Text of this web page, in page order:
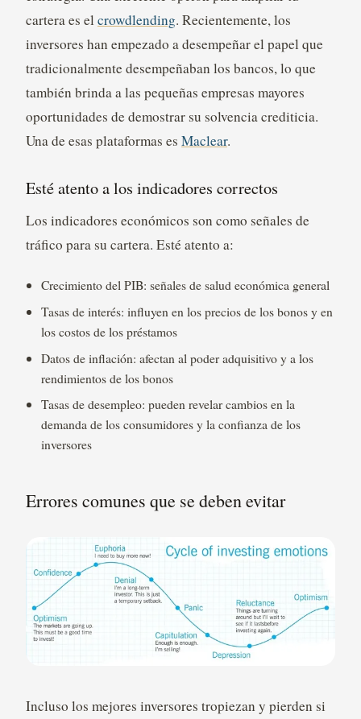
cartera es el crowdlending. Recientemente, los
inversores han empezado a desempeñar el papel que
tradicionalmente desempeñaban los bancos, lo que
también brinda a las pequeñas empresas mayores
oportunidades de demostrar su solvencia crediticia.
Una de esas plataformas es Maclear.
Esté atento a los indicadores correctos
Los indicadores económicos son como señales de
tráfico para su cartera. Esté atento a:
Crecimiento del PIB: señales de salud económica general
Tasas de interés: influyen en los precios de los bonos y en
los costos de los préstamos
Datos de inflación: afectan al poder adquisitivo y a los
rendimientos de los bonos
Tasas de desempleo: pueden revelar cambios en la
demanda de los consumidores y la confianza de los
inversores
Errores comunes que se deben evitar
Incluso los mejores inversores tropiezan y pierden si